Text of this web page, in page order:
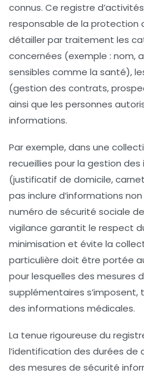
connus. Ce registre
responsable de la protection
détailler par traitement les
concernées (exemple : nom,
sensibles comme la santé),
(gestion des contrats,
ainsi que les personnes
informations.
Par exemple, dans une
recueillies pour la gestion des
(justificatif de domicile,
pas inclure d’informations
numéro de sécurité sociale
vigilance garantit le respect
minimisation et évite la
particulière doit être portée
pour lesquelles des mesures
supplémentaires s’imposent,
des informations médicales.
La tenue rigoureuse du
l’identification des durées de
des mesures de sécurité